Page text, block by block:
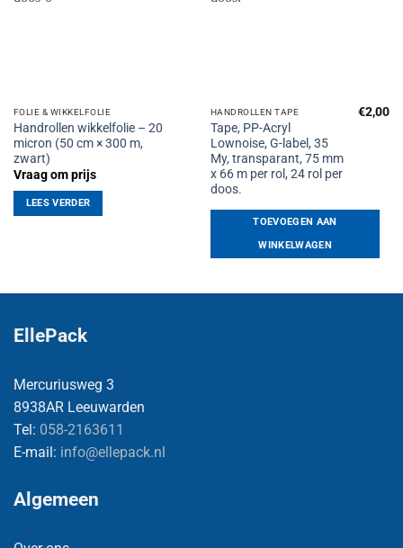
FOLIE & WIKKELFOLIE
Handrollen wikkelfolie – 20
micron (50 cm × 300 m,
zwart)
Vraag om prijs
LEES VERDER
HANDROLLEN TAPE
Tape, PP-Acryl
Lownoise, G-label, 35
My, transparant, 75 mm
x 66 m per rol, 24 rol per
doos.
€2,00
TOEVOEGEN AAN
WINKELWAGEN
EllePack
Mercuriusweg 3
8938AR Leeuwarden
Tel: 058-2163611
E-mail: info@ellepack.nl
Algemeen